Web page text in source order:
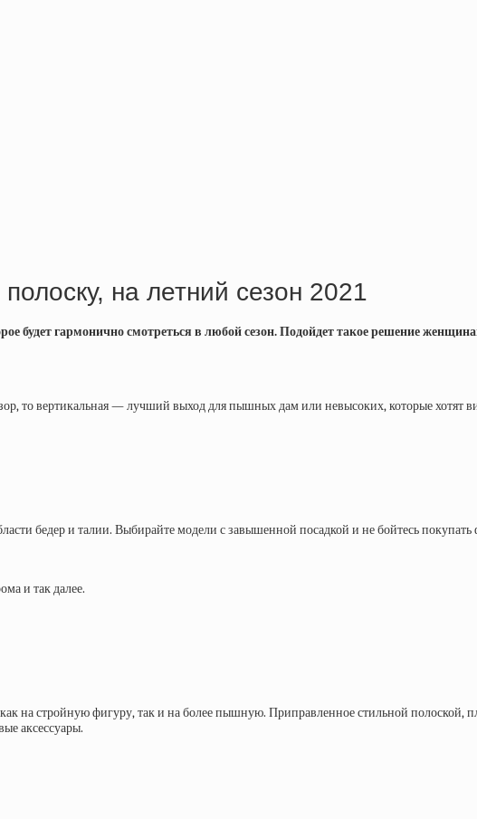
на летний сезон 2021
будет гармонично смотреться в любой сезон. Подойдет такое решение
то вертикальная — лучший выход для пышных дам или невысоких, которые хотят
бедер и талии. Выбирайте модели с завышенной посадкой и не бойтесь
и так далее.
на стройную фигуру, так и на более пышную. Приправленное стильной полоской,
аксессуары.